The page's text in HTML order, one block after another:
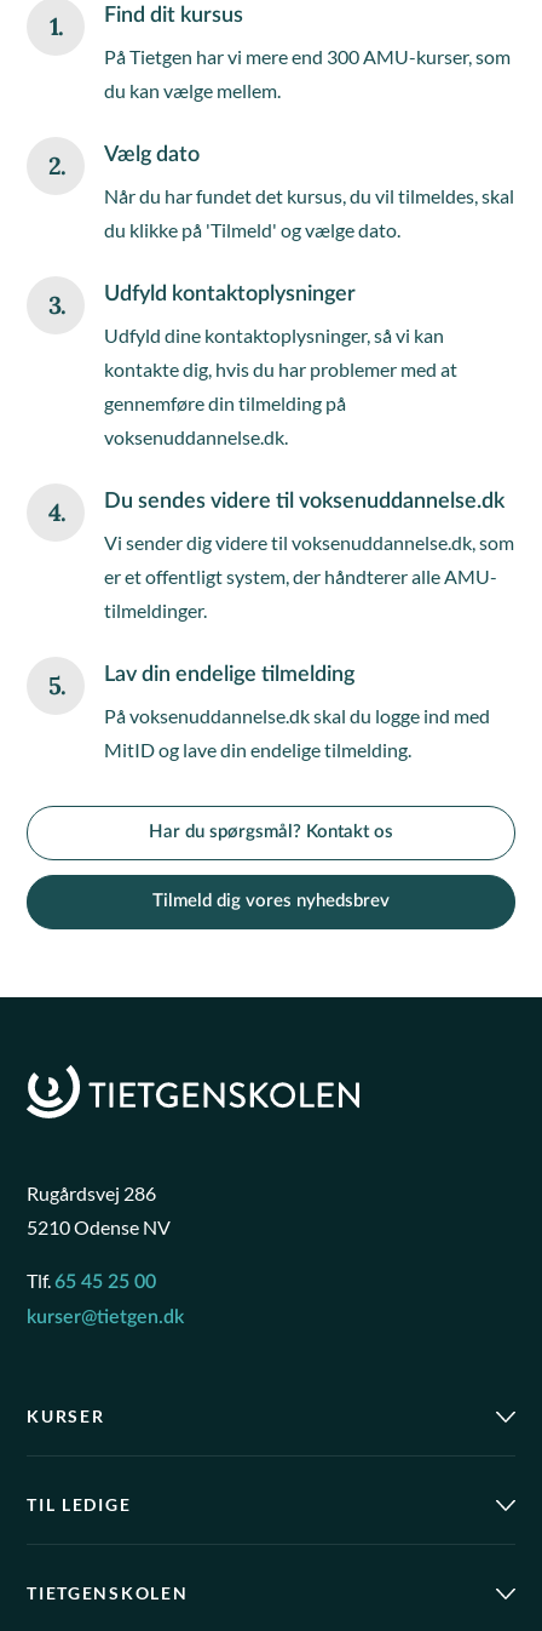
1. Find dit kursus
På Tietgen har vi mere end 300 AMU-kurser, som
du kan vælge mellem.
2. Vælg dato
Når du har fundet det kursus, du vil tilmeldes, skal
du klikke på 'Tilmeld' og vælge dato.
3. Udfyld kontaktoplysninger
Udfyld dine kontaktoplysninger, så vi kan
kontakte dig, hvis du har problemer med at
gennemføre din tilmelding på
voksenuddannelse.dk.
4. Du sendes videre til voksenuddannelse.dk
Vi sender dig videre til voksenuddannelse.dk, som
er et offentligt system, der håndterer alle AMU-
tilmeldinger.
5. Lav din endelige tilmelding
På voksenuddannelse.dk skal du logge ind med
MitID og lave din endelige tilmelding.
Har du spørgsmål? Kontakt os
Tilmeld dig vores nyhedsbrev
Rugårdsvej 286
5210 Odense NV
Tlf.65 45 25 00
kurser@tietgen.dk
KURSER
TIL LEDIGE
TIETGENSKOLEN